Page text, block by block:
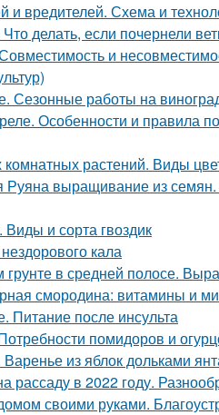
и вредителей. Схема и
делать, если почернели
и
Сезонные работы на
Особенности и правила
комнатных растений. Виды
выращивание из
и сорта гвоздик
кала
в средней полосе.
смородина: витамины и
Питание после инсульта
помидоров и
из яблок дольками
рассаду в 2022 году.
своими руками.